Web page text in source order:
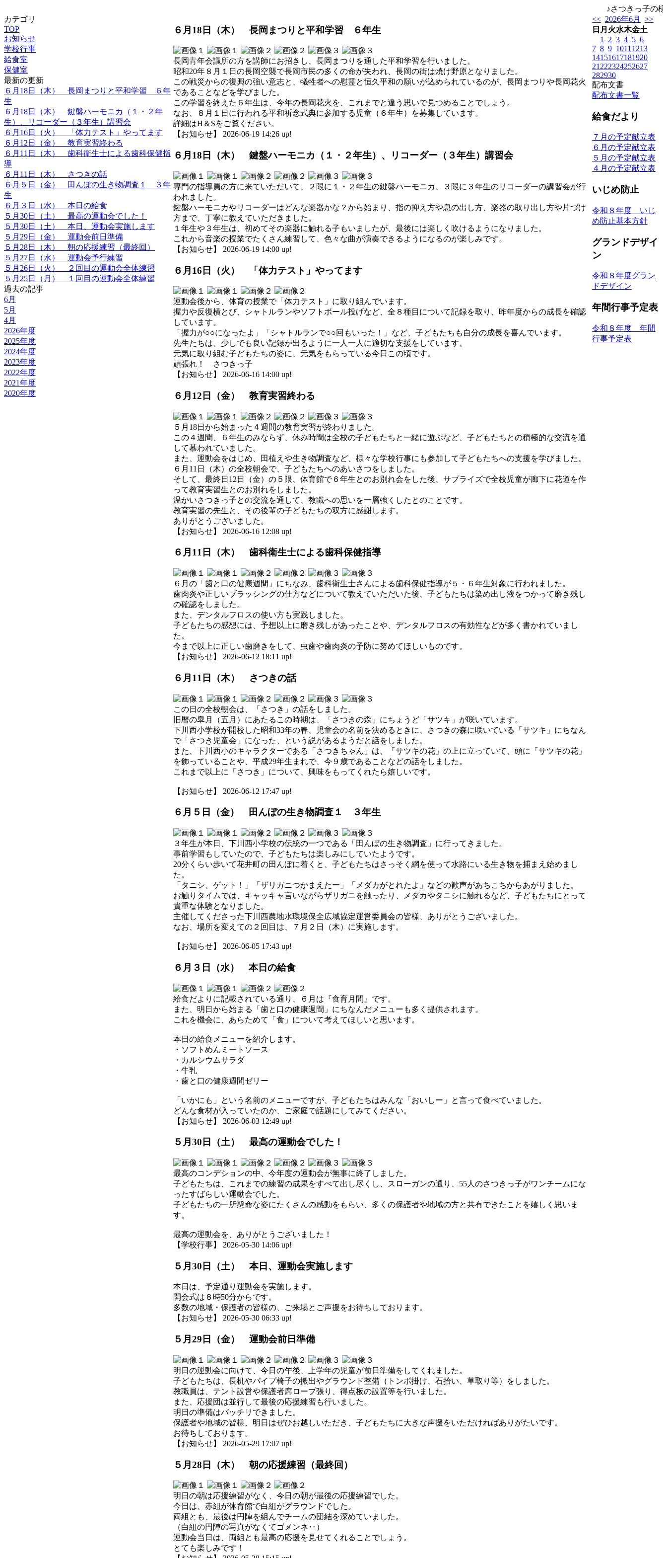
♪さつきっ子の様
カテゴリ
TOP
お知らせ
学校行事
給食室
保健室
最新の更新
６月18日（木） 長岡まつりと平和学習 ６年
生
６月18日（木） 鍵盤ハーモニカ（１・２年
生）、リコーダー（３年生）講習会
６月16日（火） 「体力テスト」やってます
６月12日（金） 教育実習終わる
６月11日（木） 歯科衛生士による歯科保健指
導
６月11日（木） さつきの話
６月５日（金） 田んぼの生き物調査１ ３年
生
６月３日（水） 本日の給食
５月30日（土） 最高の運動会でした！
５月30日（土） 本日、運動会実施します
５月29日（金） 運動会前日準備
５月28日（木） 朝の応援練習（最終回）
５月27日（水） 運動会予行練習
５月26日（火） ２回目の運動会全体練習
５月25日（月） １回目の運動会全体練習
過去の記事
6月
5月
4月
2026年度
2025年度
2024年度
2023年度
2022年度
2021年度
2020年度
６月18日（木） 長岡まつりと平和学習 ６年生
長岡青年会議所の方を講師にお招きし、長岡まつりを通した平和学習を行いました。
昭和20年８月１日の長岡空襲で長岡市民の多くの命が失われ、長岡の街は焼け野原となりました。
この戦災からの復興の強い意志と、犠牲者への慰霊と恒久平和の願いが込められているのが、長岡まつりや長岡花火
であることなどを学びました。
この学習を終えた６年生は、今年の長岡花火を、これまでと違う思いで見つめることでしょう。
なお、８月１日に行われる平和祈念式典に参加する児童（６年生）を募集しています。
詳細はH＆Sをご覧ください。
【お知らせ】 2026-06-19 14:26 up!
６月18日（木） 鍵盤ハーモニカ（１・２年生）、リコーダー（３年生）講習会
専門の指導員の方に来ていただいて、２限に１・２年生の鍵盤ハーモニカ、３限に３年生のリコーダーの講習会が行
われました。
鍵盤ハーモニカやリコーダーはどんな楽器かな？から始まり、指の抑え方や息の出し方、楽器の取り出し方や片づけ
方まで、丁寧に教えていただきました。
１年生や３年生は、初めてその楽器に触れる子もいましたが、最後には楽しく吹けるようになりました。
これから音楽の授業でたくさん練習して、色々な曲が演奏できるようになるのが楽しみです。
【お知らせ】 2026-06-19 14:00 up!
６月16日（火） 「体力テスト」やってます
運動会後から、体育の授業で「体力テスト」に取り組んでいます。
握力や反復横とび、シャトルランやソフトボール投げなど、全８種目について記録を取り、昨年度からの成長を確認
しています。
「握力が○○になったよ」「シャトルランで○○回もいった！」など、子どもたちも自分の成長を喜んでいます。
先生たちは、少しでも良い記録が出るように一人一人に適切な支援をしています。
元気に取り組む子どもたちの姿に、元気をもらっている今日この頃です。
頑張れ！ さつきっ子
【お知らせ】 2026-06-16 14:00 up!
６月12日（金） 教育実習終わる
５月18日から始まった４週間の教育実習が終わりました。
この４週間、６年生のみならず、休み時間は全校の子どもたちと一緒に遊ぶなど、子どもたちとの積極的な交流を通
して慕われていました。
また、運動会をはじめ、田植えや生き物調査など、様々な学校行事にも参加して子どもたちへの支援を学びました。
６月11日（木）の全校朝会で、子どもたちへのあいさつをしました。
そして、最終日12日（金）の５限、体育館で６年生とのお別れ会をした後、サプライズで全校児童が廊下に花道を作
って教育実習生とのお別れをしました。
温かいさつきっ子との交流を通して、教職への思いを一層強くしたとのことです。
教育実習の先生と、その後輩の子どもたちの双方に感謝します。
ありがとうございました。
【お知らせ】 2026-06-16 12:08 up!
６月11日（木） 歯科衛生士による歯科保健指導
６月の「歯と口の健康週間」にちなみ、歯科衛生士さんによる歯科保健指導が５・６年生対象に行われました。
歯肉炎や正しいブラッシングの仕方などについて教えていただいた後、子どもたちは染め出し液をつかって磨き残し
の確認をしました。
また、デンタルフロスの使い方も実践しました。
子どもたちの感想には、予想以上に磨き残しがあったことや、デンタルフロスの有効性などが多く書かれていまし
た。
今まで以上に正しい歯磨きをして、虫歯や歯肉炎の予防に努めてほしいものです。
【お知らせ】 2026-06-12 18:11 up!
６月11日（木） さつきの話
この日の全校朝会は、「さつき」の話をしました。
旧暦の皐月（五月）にあたるこの時期は、「さつきの森」にちょうど「サツキ」が咲いています。
下川西小学校が開校した昭和33年の春、児童会の名前を決めるときに、さつきの森に咲いている「サツキ」にちなん
で「さつき児童会」になった、という説があるようだと話をしました。
また、下川西小のキャラクターである「さつきちゃん」は、「サツキの花」の上に立っていて、頭に「サツキの花」
を飾っていることや、平成29年生まれで、今９歳であることなどの話をしました。
これまで以上に「さつき」について、興味をもってくれたら嬉しいです。
【お知らせ】 2026-06-12 17:47 up!
６月５日（金） 田んぼの生き物調査１ ３年生
３年生が本日、下川西小学校の伝統の一つである「田んぼの生き物調査」に行ってきました。
事前学習もしていたので、子どもたちは楽しみにしていたようです。
20分くらい歩いて花井町の田んぼに着くと、子どもたちはさっそく網を使って水路にいる生き物を捕まえ始めまし
た。
「タニシ、ゲット！」「ザリガニつかまえたー」「メダカがとれたよ」などの歓声があちこちからあがりました。
お触りタイムでは、キャッキャ言いながらザリガニを触ったり、メダカやタニシに触れるなど、子どもたちにとって
貴重な体験となりました。
主催してくださった下川西農地水環境保全広域協定運営委員会の皆様、ありがとうございました。
なお、場所を変えての２回目は、７月２日（木）に実施します。
【お知らせ】 2026-06-05 17:43 up!
６月３日（水） 本日の給食
給食だよりに記載されている通り、６月は『食育月間』です。
また、明日から始まる「歯と口の健康週間」にちなんだメニューも多く提供されます。
これを機会に、あらためて「食」について考えてほしいと思います。
本日の給食メニューを紹介します。
・ソフトめんミートソース
・カルシウムサラダ
・牛乳
・歯と口の健康週間ゼリー
「いかにも」という名前のメニューですが、子どもたちはみんな「おいしー」と言って食べていました。
どんな食材が入っていたのか、ご家庭で話題にしてみてください。
【お知らせ】 2026-06-03 12:49 up!
５月30日（土） 最高の運動会でした！
最高のコンデションの中、今年度の運動会が無事に終了しました。
子どもたちは、これまでの練習の成果をすべて出し尽くし、スローガンの通り、55人のさつきっ子がワンチームにな
ったすばらしい運動会でした。
子どもたちの一所懸命な姿にたくさんの感動をもらい、多くの保護者や地域の方と共有できたことを嬉しく思いま
す。
最高の運動会を、ありがとうございました！
【学校行事】 2026-05-30 14:06 up!
５月30日（土） 本日、運動会実施します
本日は、予定通り運動会を実施します。
開会式は８時50分からです。
多数の地域・保護者の皆様の、ご来場とご声援をお待ちしております。
【お知らせ】 2026-05-30 06:33 up!
５月29日（金） 運動会前日準備
明日の運動会に向けて、今日の午後、上学年の児童が前日準備をしてくれました。
子どもたちは、長机やパイプ椅子の搬出やグラウンド整備（トンボ掛け、石拾い、草取り等）をしました。
教職員は、テント設営や保護者席ロープ張り、得点板の設置等を行いました。
また、応援団は並行して最後の応援練習も行いました。
明日の準備はバッチリできました。
保護者や地域の皆様、明日はぜひお越しいただき、子どもたちに大きな声援をいただければありがたいです。
お待ちしております。
【お知らせ】 2026-05-29 17:07 up!
５月28日（木） 朝の応援練習（最終回）
明日の朝は応援練習がなく、今日の朝が最後の応援練習でした。
今日は、赤組が体育館で白組がグラウンドでした。
両組とも、最後は円陣を組んでチームの団結を深めていました。
（白組の円陣の写真がなくてゴメンネ‥）
運動会当日は、両組とも最高の応援を見せてくれることでしょう。
とても楽しみです！
<< 2026年6月
>>
日 月 火水木金土
1
2 3 4 5 6
7 8 9 1011 1213
14151617181920
21 222324252627
282930
配布文書
配布文書一覧
給食だより
７月の予定献立表
６月の予定献立表
５月の予定献立表
４月の予定献立表
いじめ防止
令和８年度 いじ
め防止基本方針
グランドデザイ
ン
令和８年度グラン
ドデザイン
年間行事予定表
令和８年度 年間
行事予定表